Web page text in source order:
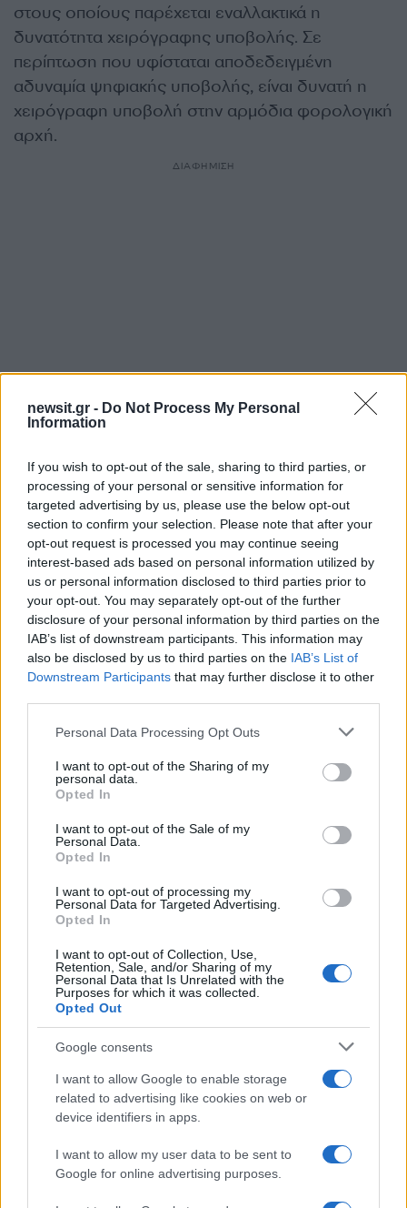
newsit.gr - Do Not Process My Personal
Information
If you wish to opt-out of the sale, sharing to third parties, or
processing of your personal or sensitive information for
targeted advertising by us, please use the below opt-out
section to confirm your selection. Please note that after your
opt-out request is processed you may continue seeing
interest-based ads based on personal information utilized by
us or personal information disclosed to third parties prior to
your opt-out. You may separately opt-out of the further
disclosure of your personal information by third parties on the
IAB’s list of downstream participants. This information may
also be disclosed by us to third parties on the IAB’s List of
Downstream Participants that may further disclose it to other
Please note that this website/app uses one or more Google
not limited to your visit or usage behaviour. You may click to
grant or deny consent to Google and its third-party tags to
use your data for below specified purposes in below Google
consent section.
Personal Data Processing Opt Outs
I want to opt-out of the Sharing of my
personal data.
Opted In
I want to opt-out of the Sale of my
Personal Data.
Opted In
I want to opt-out of processing my
Personal Data for Targeted Advertising.
Opted In
I want to opt-out of Collection, Use,
Retention, Sale, and/or Sharing of my
Personal Data that Is Unrelated with the
Purposes for which it was collected.
Opted Out
Google consents
I want to allow Google to enable storage
related to advertising like cookies on web or
device identifiers in apps.
I want to allow my user data to be sent to
Google for online advertising purposes.
στους οποίους παρέχεται εναλλακτικά η
δυνατότητα χειρόγραφης υποβολής. Σε
περίπτωση που υφίσταται αποδεδειγμένη
αδυναμία ψηφιακής υποβολής, είναι δυνατή η
χειρόγραφη υποβολή στην αρμόδια φορολογική
αρχή.
ΔΙΑΦΗΜΙΣΗ
Σχόλια
Σχολίασε εδώ
50 /50
2000 /2000
Υποβολή σχολίου
. Το site προστατεύεται από reCAPTCHA, ισχύουν
Πολιτική Απορρήτου&Όροι Χρήσης της Google.
Πώς η Πυροσβεστική
διέσωσε ανθρώπινες ζωές
από την καταστροφική
– Πάνω από 250 άτομα
θαλάσσης
Σε 57χρονη
από την Κυψέλη
σορός που βρέθηκε
θάνατός της